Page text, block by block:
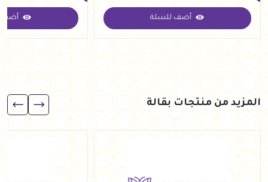
جنيه
أضف للسلة
جنيه
أضف
المزيد من منتجات بقالة